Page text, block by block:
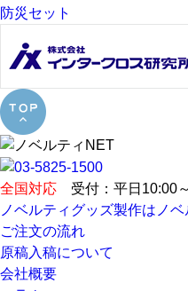
防災セット
全国対応 受付：平日10:00
ノベルティグッズ製作はノベ
ご注文の流れ
原稿入稿について
会社概要